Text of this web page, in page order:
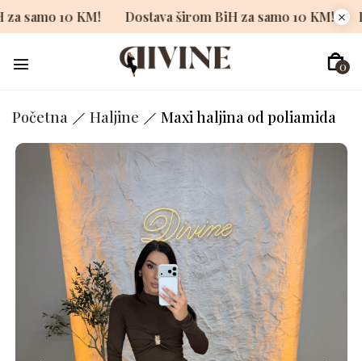
BiH za samo 10 KM! Dostava širom BiH za samo 10
0
Početna Haljine Maxi haljina od poliamida